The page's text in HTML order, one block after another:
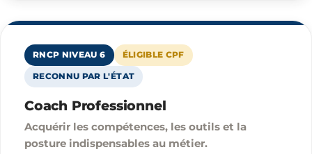
RNCP NIVEAU 6 ÉLIGIBLE CPF
RECONNU PAR L'ÉTAT
Coach Professionnel
Acquérir les compétences, les outils et la
posture indispensables au métier.